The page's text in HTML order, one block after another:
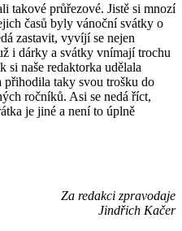
takové průřezové. Jistě si mnozí
časů byly vánoční svátky o
zastavit, vyvíjí se nejen
i dárky a svátky vnímají trochu
si naše redaktorka udělala
taky svou trošku do
ročníků. Asi se nedá říct,
je jiné a není to úplně
Za redakci zpravodaje
Jindřich Kačer